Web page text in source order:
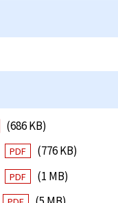
(686 KB)
PDF
(776 KB)
PDF
(1 MB)